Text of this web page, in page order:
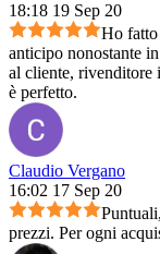
18:18 19 Sep 20
Ho
anticipo nonostante
al cliente,
è perfetto.
Claudio Vergano
16:02 17 Sep 20
prezzi. Per ogni